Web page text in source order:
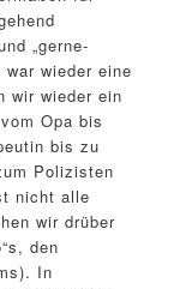
„gerne-
wieder eine
wir wieder ein
Opa bis
bis zu
Polizisten
nicht alle
wir drüber
den
In